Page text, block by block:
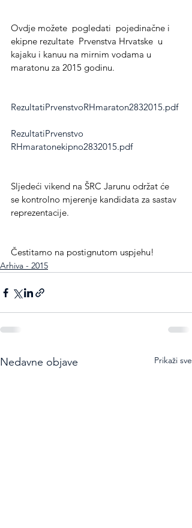
Ovdje možete  pogledati  pojedinačne i
ekipne rezultate  Prvenstva Hrvatske  u
kajaku i kanuu na mirnim vodama u
maratonu za 2015 godinu.
RezultatiPrvenstvoRHmaraton2832015.pdf
RezultatiPrvenstvo
RHmaratonekipno2832015.pdf
Sljedeći vikend na ŠRC Jarunu održat će
se kontrolno mjerenje kandidata za sastav
reprezentacije.
Čestitamo na postignutom uspjehu!
Arhiva - 2015
Nedavne objave Prikaži sve